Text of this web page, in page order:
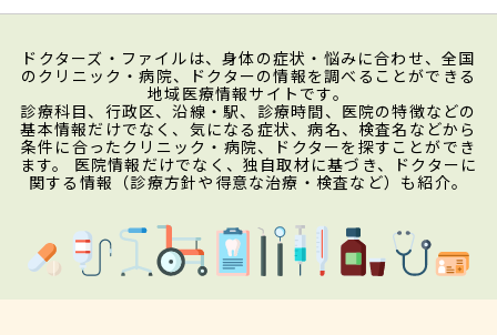
ドクターズ・ファイルは、身体の症状・悩みに合わせ、全国
のクリニック・病院、ドクターの情報を調べることができる
地域医療情報サイトです。
診療科目、行政区、沿線・駅、診療時間、医院の特徴などの
基本情報だけでなく、気になる症状、病名、検査名などから
条件に合ったクリニック・病院、ドクターを探すことができ
ます。 医院情報だけでなく、独自取材に基づき、ドクターに
関する情報（診療方針や得意な治療・検査など）も紹介。